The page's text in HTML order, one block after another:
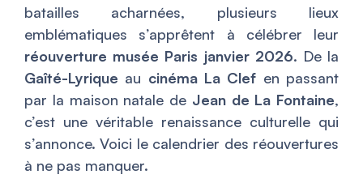
batailles acharnées, plusieurs lieux
emblématiques s’apprêtent à célébrer leur
réouverture musée Paris janvier 2026. De la
Gaîté-Lyrique au cinéma La Clef en passant
par la maison natale de Jean de La Fontaine,
c’est une véritable renaissance culturelle qui
s’annonce. Voici le calendrier des réouvertures
à ne pas manquer.